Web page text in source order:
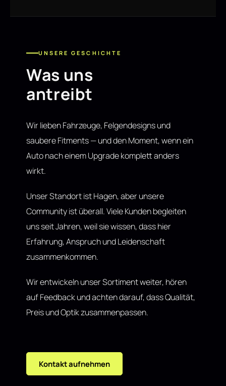
UNSERE GESCHICHTE
Was uns
antreibt
Wir lieben Fahrzeuge, Felgendesigns und
saubere Fitments — und den Moment, wenn ein
Auto nach einem Upgrade komplett anders
wirkt.
Unser Standort ist Hagen, aber unsere
Community ist überall. Viele Kunden begleiten
uns seit Jahren, weil sie wissen, dass hier
Erfahrung, Anspruch und Leidenschaft
zusammenkommen.
Wir entwickeln unser Sortiment weiter, hören
auf Feedback und achten darauf, dass Qualität,
Preis und Optik zusammenpassen.
Kontakt aufnehmen